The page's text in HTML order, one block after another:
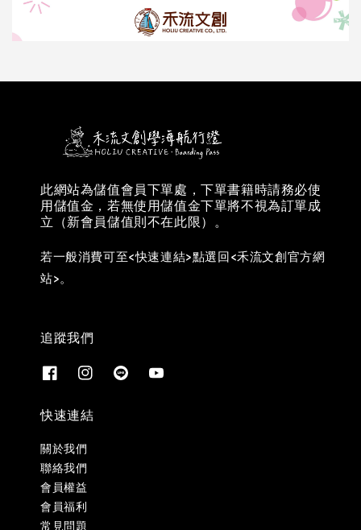
此網站為儲值會員下單處，下單書籍時請務必使
用儲值金，若無使用儲值金下單將不視為訂單成
立（新會員儲值則不在此限）。
若一般消費可至<快速連結>點選回<禾流文創官方網
站>。
追蹤我們
快速連結
關於我們
聯絡我們
會員權益
會員福利
常見問題